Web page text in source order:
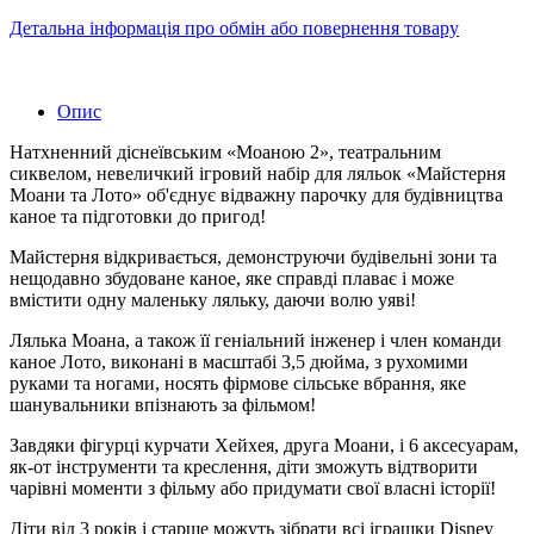
Детальна інформація про обмін або повернення товару
Опис
Натхненний діснеївським «Моаною 2», театральним
сиквелом, невеличкий ігровий набір для ляльок «Майстерня
Моани та Лото» об'єднує відважну парочку для будівництва
каное та підготовки до пригод!
Майстерня відкривається, демонструючи будівельні зони та
нещодавно збудоване каное, яке справді плаває і може
вмістити одну маленьку ляльку, даючи волю уяві!
Лялька Моана, а також її геніальний інженер і член команди
каное Лото, виконані в масштабі 3,5 дюйма, з рухомими
руками та ногами, носять фірмове сільське вбрання, яке
шанувальники впізнають за фільмом!
Завдяки фігурці курчати Хейхея, друга Моани, і 6 аксесуарам,
як-от інструменти та креслення, діти зможуть відтворити
чарівні моменти з фільму або придумати свої власні історії!
Діти від 3 років і старше можуть зібрати всі іграшки Disney